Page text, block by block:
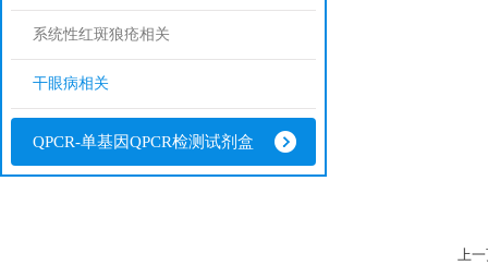
系统性红斑狼疮相关
干眼病相关
QPCR-单基因QPCR检测试剂盒
上一